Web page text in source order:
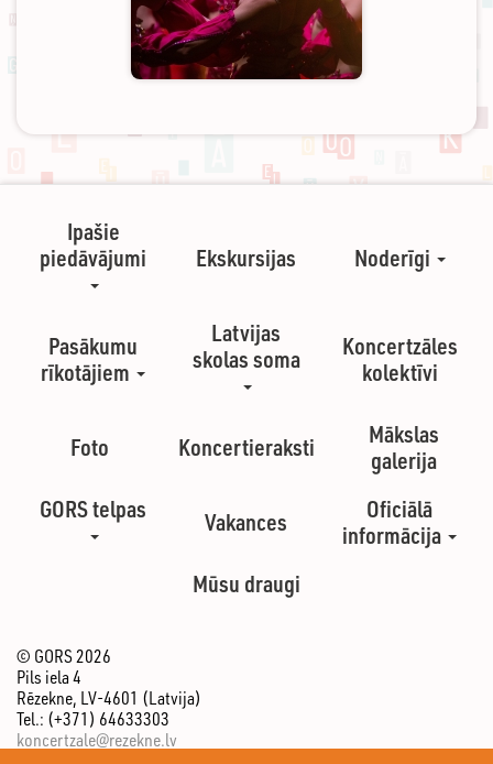
Ipašie
piedāvājumi
Ekskursijas Noderīgi
Pasākumu
rīkotājiem
Latvijas
skolas soma
Koncertzāles
kolektīvi
Foto Koncertieraksti
Mākslas
galerija
GORS telpas
Vakances
Oficiālā
informācija
Mūsu draugi
© GORS 2026
Pils iela 4
Rēzekne, LV-4601 (Latvija)
Tel.: (+371) 64633303
koncertzale@rezekne.lv